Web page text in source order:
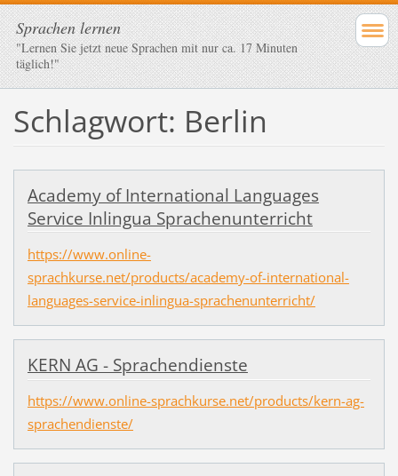
Sprachen lernen
"Lernen Sie jetzt neue Sprachen mit nur ca. 17 Minuten
täglich!"
Schlagwort: Berlin
Academy of International Languages
Service Inlingua Sprachenunterricht
https://www.online-
sprachkurse.net/products/academy-of-international-
languages-service-inlingua-sprachenunterricht/
KERN AG - Sprachendienste
https://www.online-sprachkurse.net/products/kern-ag-
sprachendienste/